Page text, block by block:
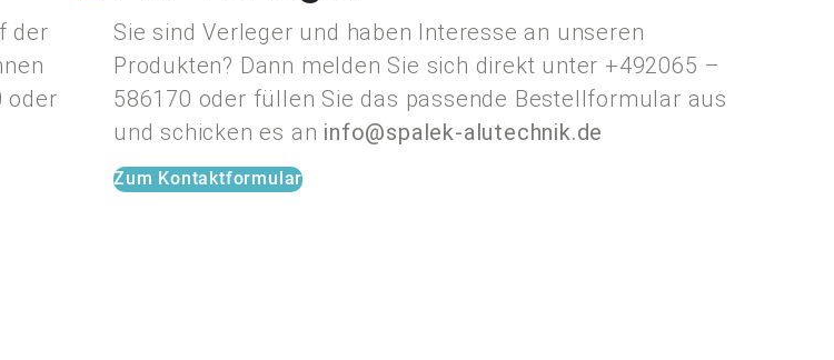
der
oder
Sie sind Verleger und haben Interesse an unseren
Produkten? Dann melden Sie sich direkt unter +492065 –
586170 oder füllen Sie das passende Bestellformular aus
und schicken es an info@spalek-alutechnik.de
Zum Kontaktformular